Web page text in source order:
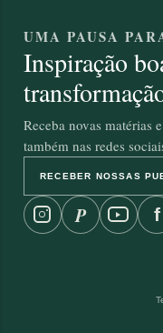
UMA PAUSA
Inspiração
Receba novas matérias
também nas redes
RECEBER NOSSAS
P f